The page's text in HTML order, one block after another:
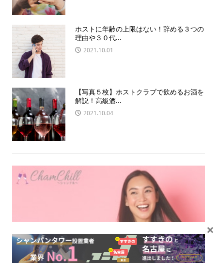
ホストに年齢の上限はない！辞める３つの
理由や３０代...
2021.10.01
【写真５枚】ホストクラブで飲めるお酒を
解説！高級酒...
2021.10.04
×